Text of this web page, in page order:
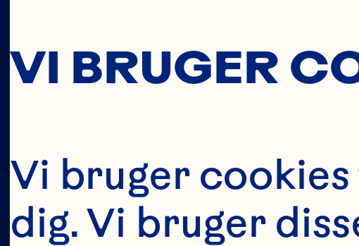
LI
VI BRUGER
Vi bruger
dig. Vi bruger